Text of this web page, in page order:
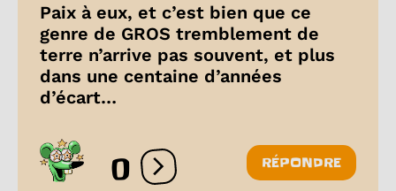
Paix à eux, et c’est bien que ce
genre de GROS tremblement de
terre n’arrive pas souvent, et plus
dans une centaine d’années
d’écart…
0 Ouvrir les réactions
RÉPONDRE